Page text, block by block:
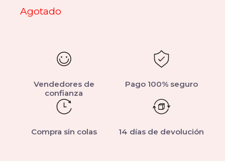
Agotado
Vendedores de
confianza
Pago 100% seguro
Compra sin colas 14 días de devolución